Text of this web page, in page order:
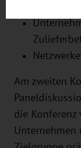
Am zweiten
die Konferenz
Unternehmen